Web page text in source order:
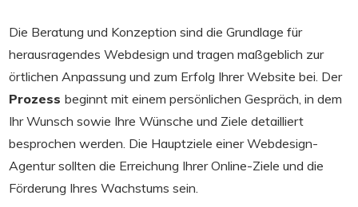
Die Beratung und Konzeption sind die Grundlage für
herausragendes Webdesign und tragen maßgeblich zur
örtlichen Anpassung und zum Erfolg Ihrer Website bei. Der
Prozess beginnt mit einem persönlichen Gespräch, in dem
Ihr Wunsch sowie Ihre Wünsche und Ziele detailliert
besprochen werden. Die Hauptziele einer Webdesign-
Agentur sollten die Erreichung Ihrer Online-Ziele und die
Förderung Ihres Wachstums sein.